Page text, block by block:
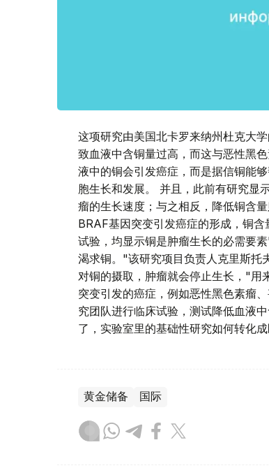
这项研究由美国北卡罗来纳州杜克大
致血液中含铜量过高，而这与恶性黑
液中的铜会引发癌症，而是据信铜能
胞生长和发展。 并且，此前有研究显
瘤的生长速度；与之相反，降低铜含
BRAF基因突变引发癌症的形成，铜
试验，均显示铜是肿瘤生长的必需要
渴求铜。"该研究项目负责人克里斯托
对铜的摄取，肿瘤就会停止生长，"用
突变引发的癌症，例如恶性黑色素瘤
究团队进行临床试验，测试降低血液
了，实验室里的基础性研究如何转化
黄金储备 国际